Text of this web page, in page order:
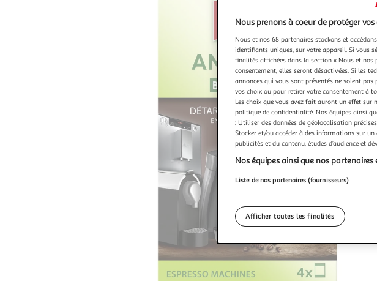
Nous prenons à coeur de protéger vos
Nous et nos 68 partenaires stockons et
identifiants uniques, sur votre appareil. Si vous
finalités affichées dans la section « Nous et nos
consentement, elles seront désactivées. Si les
annonces qui vous sont présentés ne soient
vos choix ou pour retirer votre consentement à
Les choix que vous avez fait auront un effet sur
politique de confidentialité. Nos équipes ainsi
: Utiliser des données de géolocalisation
Stocker et/ou accéder à des informations sur
publicités et du contenu, études d’audience et
Nos équipes ainsi que nos
Liste de nos partenaires (fournisseurs)
Afficher toutes les finalités